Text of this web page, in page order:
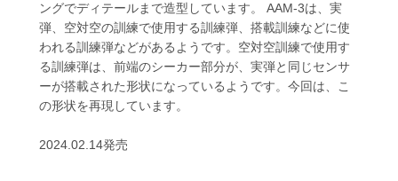
ングでディテールまで造型しています。 AAM-3は、実
弾、空対空の訓練で使用する訓練弾、搭載訓練などに使
われる訓練弾などがあるようです。空対空訓練で使用す
る訓練弾は、前端のシーカー部分が、実弾と同じセンサ
ーが搭載された形状になっているようです。今回は、こ
の形状を再現しています。
2024.02.14発売